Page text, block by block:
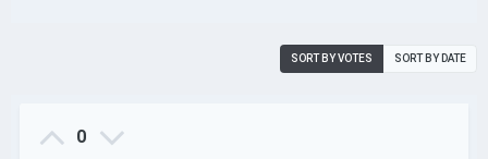
SORT BY VOTES SORT BY DATE
0